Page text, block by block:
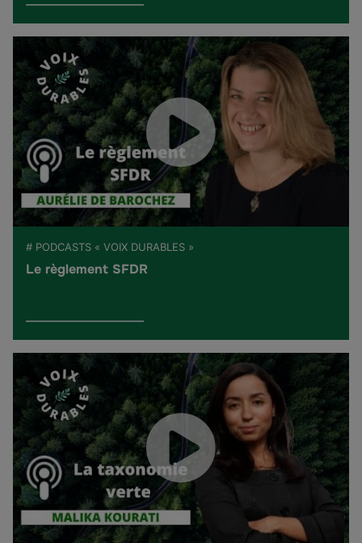
# PODCASTS « VOIX DURABLES »
Le règlement SFDR